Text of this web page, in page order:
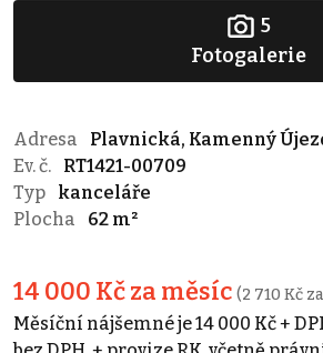
5
Fotogalerie
Adresa
Plavnická, Kamenný
Ev. č.
RT1421-00709
Typ
kanceláře
Plocha
62 m²
14 000 Kč za měsíc (2 710 Kč
Měsíční nájšemné je 14 000 Kč +